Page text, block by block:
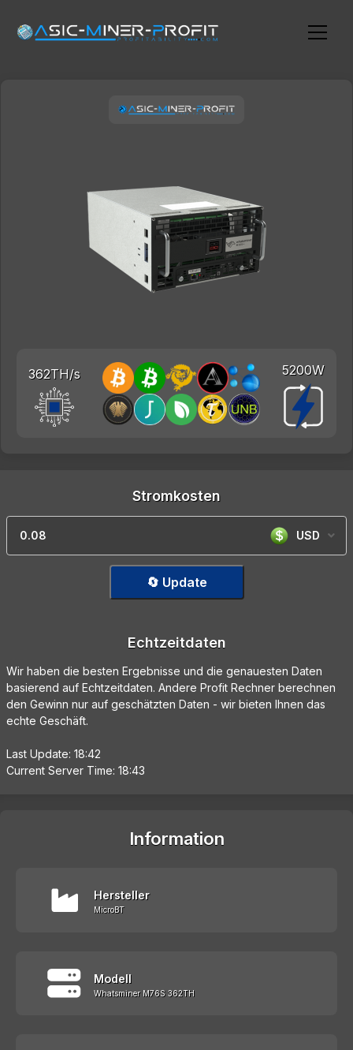
362TH/s 5200W
Stromkosten
USD
🔄 Update
Echtzeitdaten
Wir haben die besten Ergebnisse und die genauesten Daten
basierend auf Echtzeitdaten. Andere Profit Rechner berechnen
den Gewinn nur auf geschätzten Daten - wir bieten Ihnen das
echte Geschäft.
Last Update: 18:42
Current Server Time: 18:43
Information
Hersteller
MicroBT
Modell
Whatsminer M76S 362TH